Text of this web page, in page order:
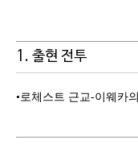
1. 출현 전투
•로체스트 근교-이웨카